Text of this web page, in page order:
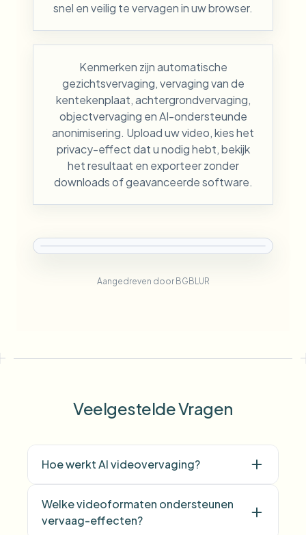
snel en veilig te vervagen in uw browser.
Kenmerken zijn automatische
gezichtsvervaging, vervaging van de
kentekenplaat, achtergrondvervaging,
objectvervaging en AI-ondersteunde
anonimisering. Upload uw video, kies het
privacy-effect dat u nodig hebt, bekijk
het resultaat en exporteer zonder
downloads of geavanceerde software.
Aangedreven door BGBLUR
Veelgestelde Vragen
Hoe werkt AI videovervaging?
Welke videoformaten ondersteunen
vervaag-effecten?